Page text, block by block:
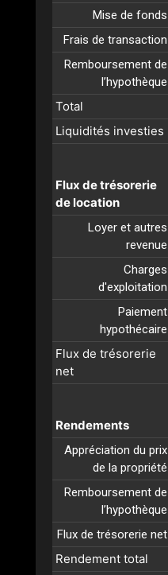
Mise de fonds
Frais de transaction
Remboursement de
l’hypothèque
Total
Liquidités investies
Flux de trésorerie
de location
Loyer et autres
revenue
Charges
d'exploitation
Paiement
hypothécaire
Flux de trésorerie
net
Rendements
Appréciation du prix
de la propriété
Remboursement de
l’hypothèque
Flux de trésorerie net
Rendement total